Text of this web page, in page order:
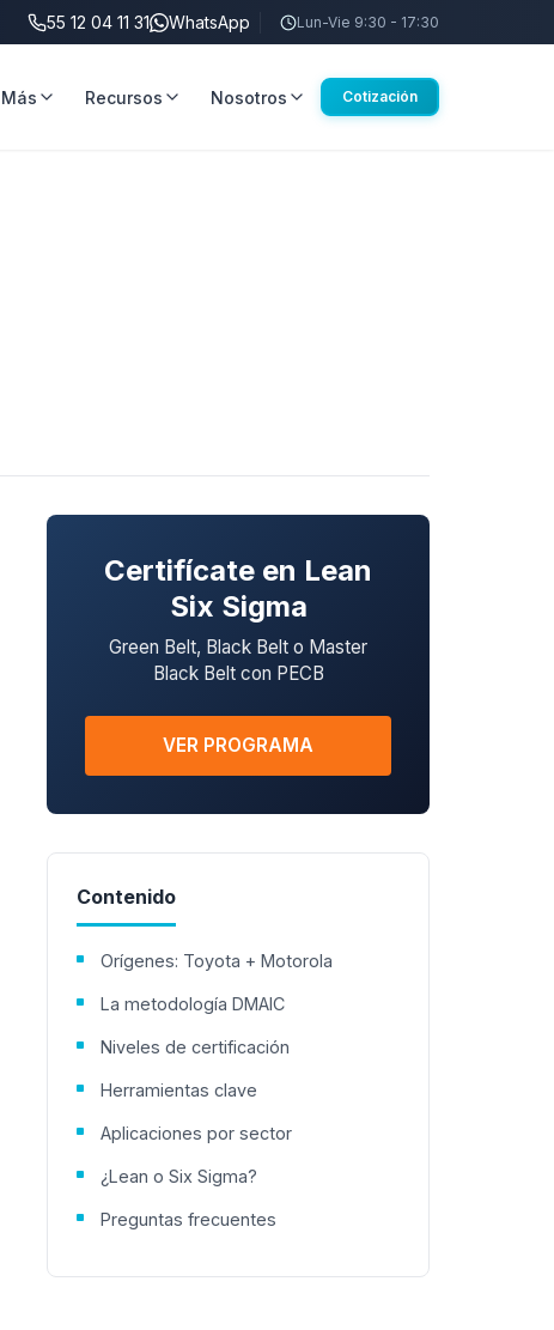
55 12 04 11 31 WhatsApp Lun-Vie 9:30 - 17:30
Más Recursos Nosotros Cotización
Certifícate en Lean
Six Sigma
Green Belt, Black Belt o Master
Black Belt con PECB
VER PROGRAMA
Contenido
Orígenes: Toyota + Motorola
La metodología DMAIC
Niveles de certificación
Herramientas clave
Aplicaciones por sector
¿Lean o Six Sigma?
Preguntas frecuentes